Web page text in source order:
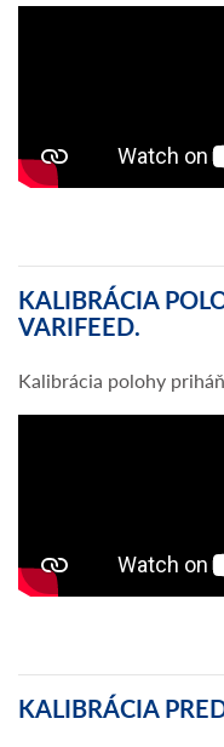
KALIBRÁCIA
VARIFEED.
Kalibrácia polohy
KALIBRÁCIA